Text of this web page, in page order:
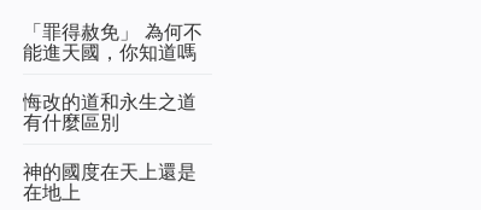
「罪得赦免」 為何不
能進天國，你知道嗎
悔改的道和永生之道
有什麼區別
神的國度在天上還是
在地上